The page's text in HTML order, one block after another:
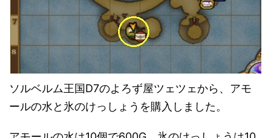
ソルベルム王国D7のよろず屋ツェツェから、アモ
ールの水と氷のけっしょうを購入しました。